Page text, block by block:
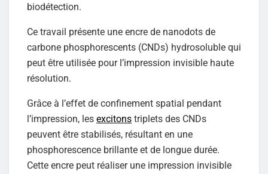
biodétection.
Ce travail présente une encre de nanodots de
carbone phosphorescents (CNDs) hydrosoluble qui
peut être utilisée pour l’impression invisible haute
résolution.
Grâce à l’effet de confinement spatial pendant
l’impression, les excitons triplets des CNDs
peuvent être stabilisés, résultant en une
phosphorescence brillante et de longue durée.
Cette encre peut réaliser une impression invisible